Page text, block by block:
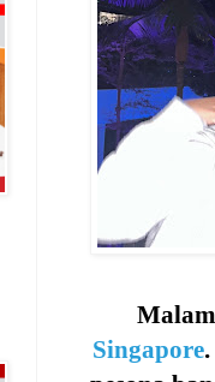
Singapore.